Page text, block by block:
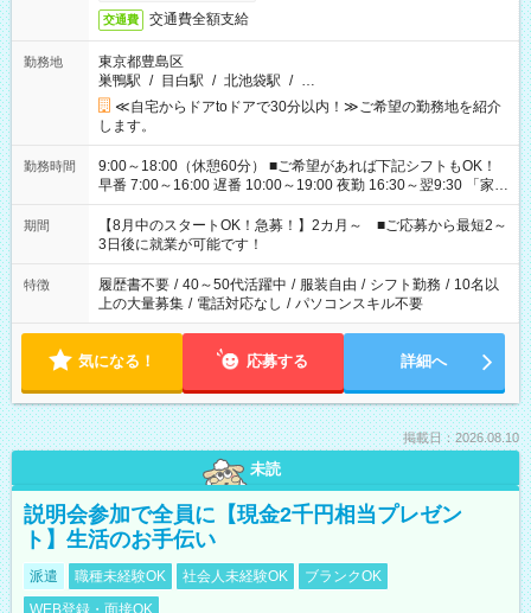
交通費 交通費全額支給
勤務地
東京都豊島区
巣鴨駅 / 目白駅 / 北池袋駅 / …
≪自宅からドアtoドアで30分以内！≫ご希望の勤務地を紹介
します。
勤務時間
9:00～18:00（休憩60分） ■ご希望があれば下記シフトもOK！
早番 7:00～16:00 遅番 10:00～19:00 夜勤 16:30～翌9:30 「家族
と休みを合わせたい」 「余裕を持って夕飯の準備がしたい」
「できれば残業はしたくない」 など、ご希望を教えてください
ね。 ※Wワーク希望の方へ 今ご覧のお仕事で希望する勤務時間
と、もう1つのお仕事の勤務時間。 合計で週40時間を超える場
合は応募できません。
期間
【8月中のスタートOK！急募！】2カ月～ ■ご応募から最短2～
3日後に就業が可能です！
特徴 履歴書不要 / 40～50代活躍中 / 服装自由 / シフト勤務 / 10名以
上の大量募集 / 電話対応なし / パソコンスキル不要
気になる！ 応募する 詳細へ
掲載日：2026.08.10
未読
説明会参加で全員に【現金2千円相当プレゼン
ト】生活のお手伝い
派遣 職種未経験OK 社会人未経験OK
ブランクOK
WEB登録・面接OK